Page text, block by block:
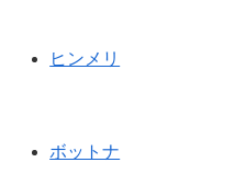
ヒンメリ
ボットナ